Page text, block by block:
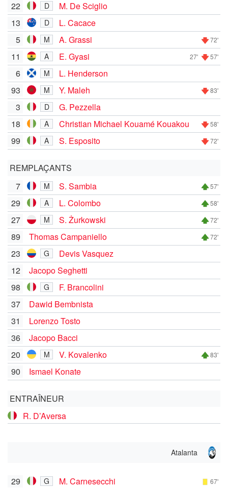
22
D
M. De Sciglio
13
D
L. Cacace
5
M A. Grassi 72'
11 A E. Gyasi 27' 57'
6 M
L. Henderson
93
M Y. Maleh 83'
3 D
G. Pezzella
18
A Christian Michael Kouamé Kouakou 58'
99 A S. Esposito 72'
REMPLAÇANTS
7
M S. Sambia 57'
29 A L. Colombo 58'
27 M S. Żurkowski 72'
89 Thomas Campaniello 72'
23 G
Devis Vasquez
12
Jacopo Seghetti
98
G
F. Brancolini
37
Dawid Bembnista
31
Lorenzo Tosto
36
Jacopo Bacci
20
M V. Kovalenko 83'
90 Ismael Konate
ENTRAÎNEUR
R. D’Aversa
Atalanta
29 G M. Carnesecchi 67'